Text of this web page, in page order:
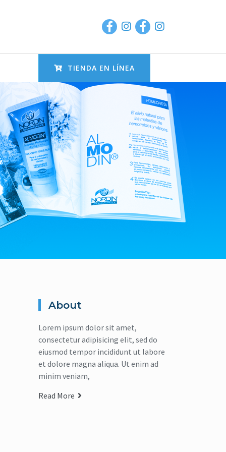
TIENDA EN LÍNEA
About
Lorem ipsum dolor sit amet,
consectetur adipisicing elit, sed do
eiusmod tempor incididunt ut labore
et dolore magna aliqua. Ut enim ad
minim veniam,
Read More